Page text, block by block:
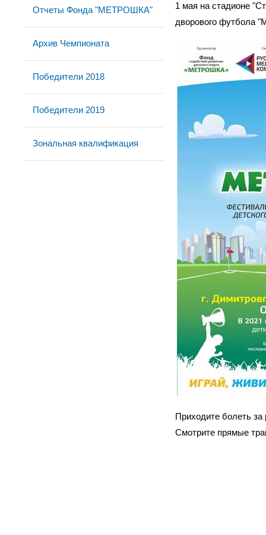
Отчеты Фонда "МЕТРОШКА"
Архив Чемпионата
Победители 2018
Победители 2019
Зональная квалификация
1 мая на стадионе
дворового
Приходите болеть
Смотрите прямые